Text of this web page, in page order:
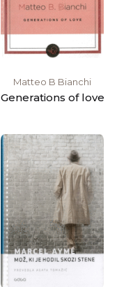
Matteo B Bianchi
Generations of love